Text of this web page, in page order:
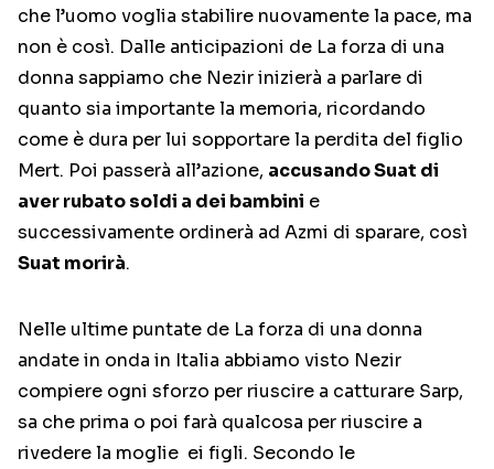
che l’uomo voglia stabilire nuovamente la pace, ma
non è così. Dalle anticipazioni de La forza di una
donna sappiamo che Nezir inizierà a parlare di
quanto sia importante la memoria, ricordando
come è dura per lui sopportare la perdita del figlio
Mert. Poi passerà all’azione, accusando Suat di
aver rubato soldi a dei bambini e
successivamente ordinerà ad Azmi di sparare, così
Suat morirà.
Nelle ultime puntate de La forza di una donna
andate in onda in Italia abbiamo visto Nezir
compiere ogni sforzo per riuscire a catturare Sarp,
sa che prima o poi farà qualcosa per riuscire a
rivedere la moglie ei figli. Secondo le